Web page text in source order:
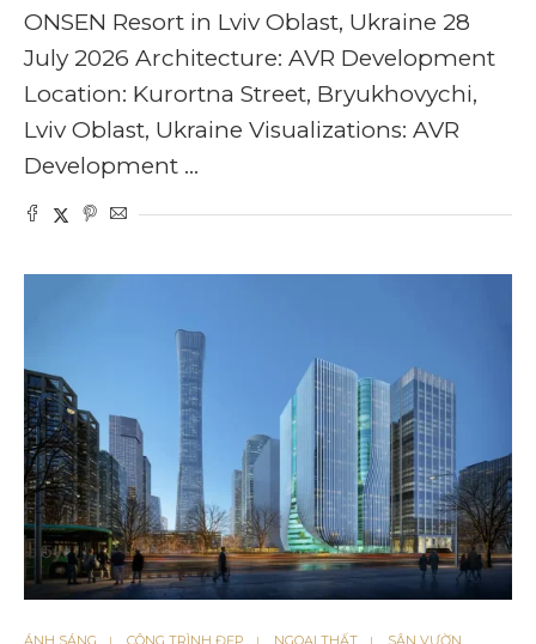
ONSEN Resort in Lviv Oblast, Ukraine 28
July 2026 Architecture: AVR Development
Location: Kurortna Street, Bryukhovychi,
Lviv Oblast, Ukraine Visualizations: AVR
Development …
ÁNH SÁNG CÔNG TRÌNH ĐẸP NGOẠI THẤT SÂN VƯỜN